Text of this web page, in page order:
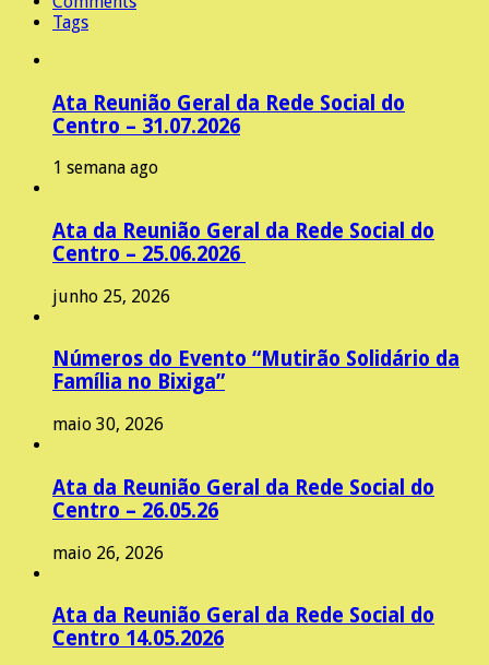
Tags
Ata Reunião Geral da Rede Social do
Centro – 31.07.2026
1 semana ago
Ata da Reunião Geral da Rede Social do
Centro – 25.06.2026
junho 25, 2026
Números do Evento “Mutirão Solidário da
Família no Bixiga”
maio 30, 2026
Ata da Reunião Geral da Rede Social do
Centro – 26.05.26
maio 26, 2026
Ata da Reunião Geral da Rede Social do
Centro 14.05.2026